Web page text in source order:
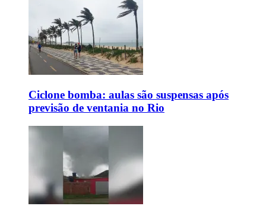
Ciclone bomba: aulas são suspensas após
previsão de ventania no Rio